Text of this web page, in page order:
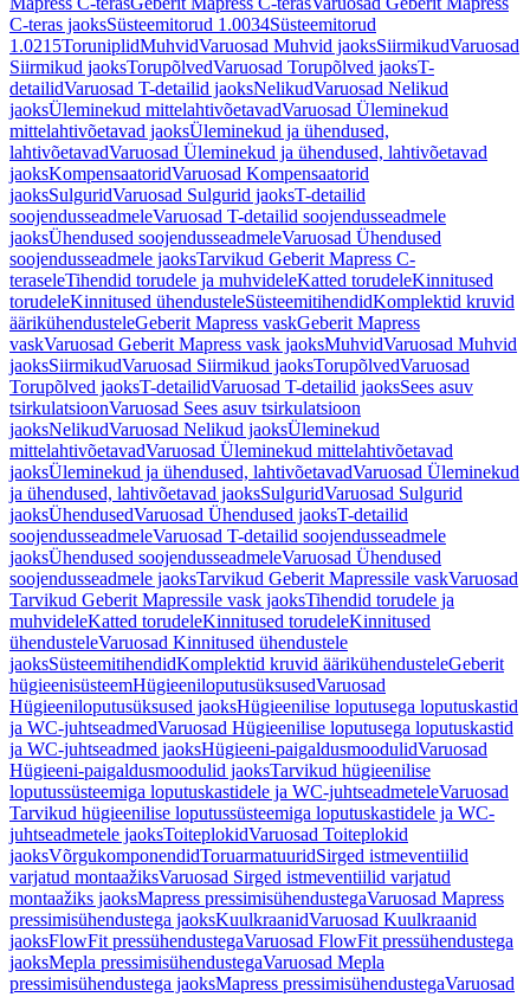
C-teras jaoksSüsteemitorud 1.0034Süsteemitorud
1.0215ToruniplidMuhvidVaruosad Muhvid jaoksSiirmikudVaruosad
Siirmikud jaoksTorupõlvedVaruosad Torupõlved jaoksT-
detailidVaruosad T-detailid jaoksNelikudVaruosad Nelikud
jaoksÜleminekud mittelahtivõetavadVaruosad Üleminekud
mittelahtivõetavad jaoksÜleminekud ja ühendused,
lahtivõetavadVaruosad Üleminekud ja ühendused, lahtivõetavad
jaoksKompensaatoridVaruosad Kompensaatorid
jaoksSulguridVaruosad Sulgurid jaoksT-detailid
soojendusseadmeleVaruosad T-detailid soojendusseadmele
jaoksÜhendused soojendusseadmeleVaruosad Ühendused
soojendusseadmele jaoksTarvikud Geberit Mapress C-
teraseleTihendid torudele ja muhvideleKatted torudeleKinnitused
torudeleKinnitused ühendusteleSüsteemitihendidKomplektid kruvid
äärikühendusteleGeberit Mapress vaskGeberit Mapress
vaskVaruosad Geberit Mapress vask jaoksMuhvidVaruosad Muhvid
jaoksSiirmikudVaruosad Siirmikud jaoksTorupõlvedVaruosad
Torupõlved jaoksT-detailidVaruosad T-detailid jaoksSees asuv
tsirkulatsioonVaruosad Sees asuv tsirkulatsioon
jaoksNelikudVaruosad Nelikud jaoksÜleminekud
mittelahtivõetavadVaruosad Üleminekud mittelahtivõetavad
jaoksÜleminekud ja ühendused, lahtivõetavadVaruosad Üleminekud
ja ühendused, lahtivõetavad jaoksSulguridVaruosad Sulgurid
jaoksÜhendusedVaruosad Ühendused jaoksT-detailid
soojendusseadmeleVaruosad T-detailid soojendusseadmele
jaoksÜhendused soojendusseadmeleVaruosad Ühendused
soojendusseadmele jaoksTarvikud Geberit Mapressile vaskVaruosad
Tarvikud Geberit Mapressile vask jaoksTihendid torudele ja
muhvideleKatted torudeleKinnitused torudeleKinnitused
ühendusteleVaruosad Kinnitused ühendustele
jaoksSüsteemitihendidKomplektid kruvid äärikühendusteleGeberit
hügieenisüsteemHügieeniloputusüksusedVaruosad
Hügieeniloputusüksused jaoksHügieenilise loputusega loputuskastid
ja WC-juhtseadmedVaruosad Hügieenilise loputusega loputuskastid
ja WC-juhtseadmed jaoksHügieeni-paigaldusmoodulidVaruosad
Hügieeni-paigaldusmoodulid jaoksTarvikud hügieenilise
loputussüsteemiga loputuskastidele ja WC-juhtseadmeteleVaruosad
Tarvikud hügieenilise loputussüsteemiga loputuskastidele ja WC-
juhtseadmetele jaoksToiteplokidVaruosad Toiteplokid
jaoksVõrgukomponendidToruarmatuuridSirged istmeventiilid
varjatud montaažiksVaruosad Sirged istmeventiilid varjatud
montaažiks jaoksMapress pressimisühendustegaVaruosad Mapress
pressimisühendustega jaoksKuulkraanidVaruosad Kuulkraanid
jaoksFlowFit pressühendustegaVaruosad FlowFit pressühendustega
jaoksMepla pressimisühendustegaVaruosad Mepla
pressimisühendustega jaoksMapress pressimisühendustegaVaruosad